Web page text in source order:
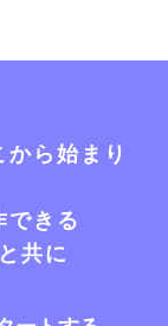
ら始まり
できる
共に